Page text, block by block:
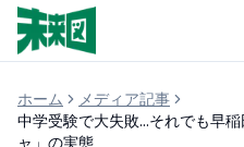
ホーム
メディア記事
中学受験で大失敗...それでも早
ャ」の実態